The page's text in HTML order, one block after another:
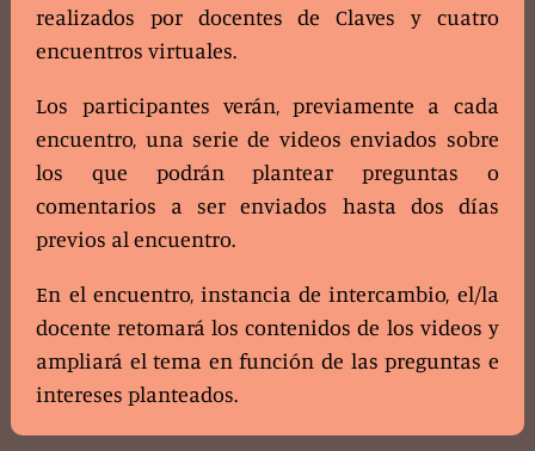
realizados por docentes de Claves y cuatro
encuentros virtuales.
Los participantes verán, previamente a cada
encuentro, una serie de videos enviados sobre
los que podrán plantear preguntas o
comentarios a ser enviados hasta dos días
previos al encuentro.
En el encuentro, instancia de intercambio, el/la
docente retomará los contenidos de los videos y
ampliará el tema en función de las preguntas e
intereses planteados.